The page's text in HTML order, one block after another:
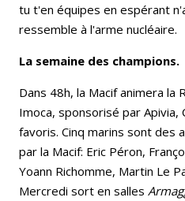
tu t'en équipes en espérant
ressemble à l'arme nucléaire.
La semaine des champions.
Dans 48h, la Macif animera la
Imoca, sponsorisé par Apivia,
favoris. Cinq marins sont des
par la Macif: Eric Péron,
Yoann Richomme, Martin Le
Mercredi sort en salles